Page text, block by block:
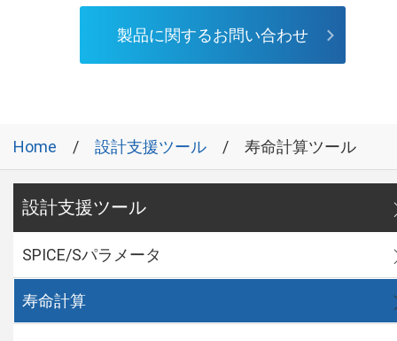
製品に関するお問い合わせ
Home 設計支援ツール 寿命計算ツール
設計支援ツール
SPICE/Sパラメータ
寿命計算